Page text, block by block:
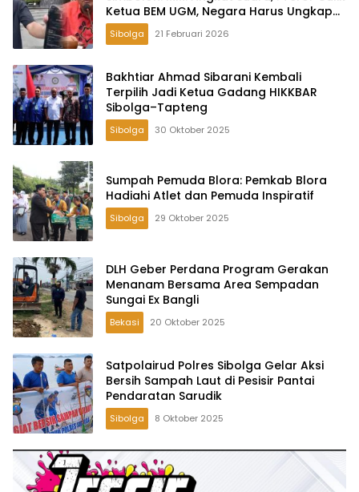
Ketua BEM UGM, Negara Harus Ungkap
Tak Cukup Hanya Klarifikasi
Sibolga 21 Februari 2026
Bakhtiar Ahmad Sibarani Kembali
Terpilih Jadi Ketua Gadang HIKKBAR
Sibolga–Tapteng
Sibolga 30 Oktober 2025
Sumpah Pemuda Blora: Pemkab Blora
Hadiahi Atlet dan Pemuda Inspiratif
Sibolga 29 Oktober 2025
DLH Geber Perdana Program Gerakan
Menanam Bersama Area Sempadan
Sungai Ex Bangli
Bekasi 20 Oktober 2025
Satpolairud Polres Sibolga Gelar Aksi
Bersih Sampah Laut di Pesisir Pantai
Pendaratan Sarudik
Sibolga 8 Oktober 2025